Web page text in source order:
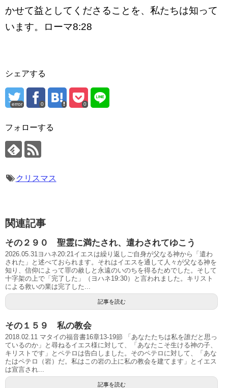
かせて益としてくださることを、私たちは知って
います。ローマ8:28
シェアする
error 0 0
フォローする
クリスマス
関連記事
その２９０ 聖霊に満たされ、遣わされてゆこう
2026.05.31ヨハネ20:21イエスは繰り返しご自身が父なる神から「遣わ
された」と述べておられます。それはイエスを通して人々が父なる神を
知り、信仰によって罪の赦しと永遠のいのちを得るためでした。そして
十字架の上で「完了した」（ヨハネ19:30）と言われました。キリスト
による救いの業は完了した...
記事を読む
その１５９ 私の教会
2018.02.11 マタイの福音書16章13-19節 「あなたたちは私を誰だと思っ
ているのか」と尋ねるイエス様に対して、「あなたこそ生ける神の子、
キリストです」とペテロは告白しました。そのペテロに対して、「あな
たはペテロ（岩）だ。私はこの岩の上に私の教会を建てます」とイエス
は宣言され...
記事を読む